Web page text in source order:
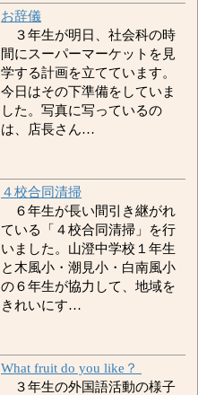
お辞儀
３年生が明日、社会科の時
間にスーパーマーケットを見
学する計画を立てています。
今日はその下準備をしていま
した。写真に写っているの
は、店長さん…
４校合同清掃
６年生が長い間引き継がれ
ている「４校合同清掃」を行
いました。山澄中学校１年生
と木風小・潮見小・白南風小
の６年生が協力して、地域を
きれいにす…
What fruit do you like？
３年生の外国語活動の様子